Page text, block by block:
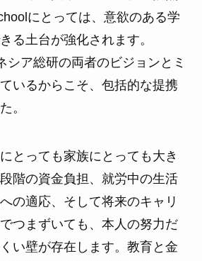
にとっては、意欲のある学
る土台が強化されます。
シア総研の両者のビジョンとミ
いるからこそ、包括的な提携
。
とっても家族にとっても大き
階の資金負担、就労中の生活
の適応、そして将来のキャリ
つまずいても、本人の努力だ
い壁が存在します。教育と金